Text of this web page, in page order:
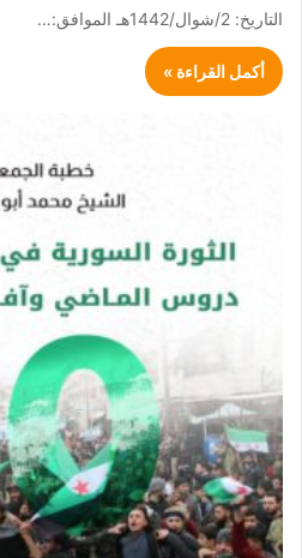
التاريخ: 2/شوال/1442هـ الموافق:…
أكمل القراءة »